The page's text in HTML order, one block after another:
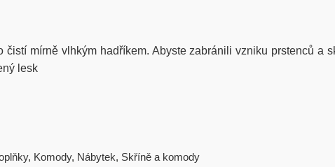
čistí mírně vlhkým hadříkem. Abyste zabránili vzniku prstenců
lesk
, Komody, Nábytek, Skříně a komody